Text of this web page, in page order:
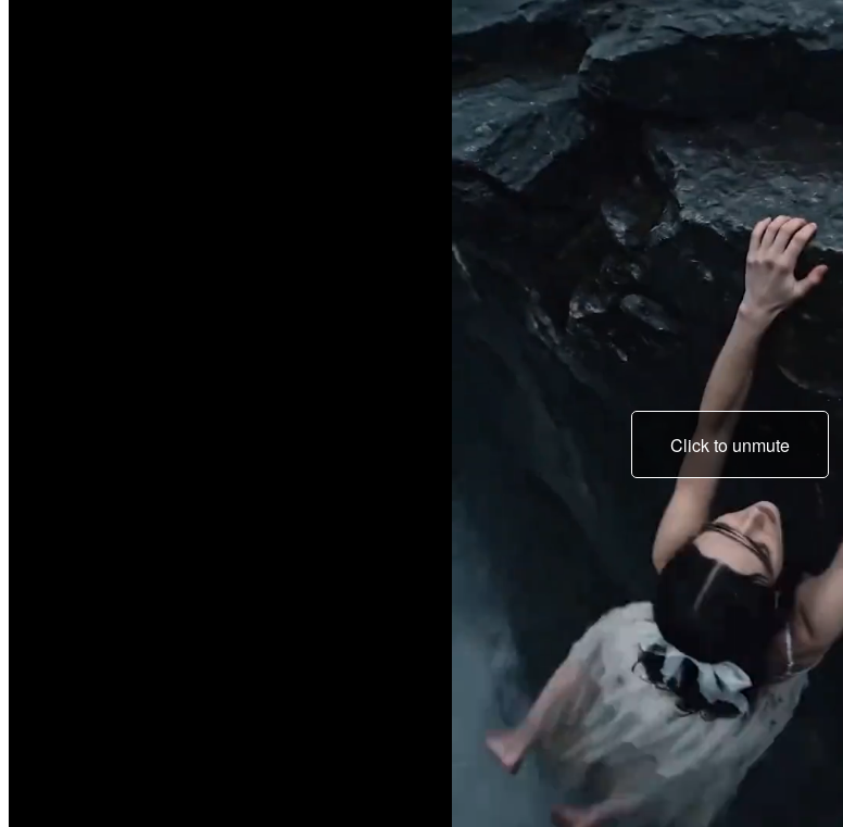
Click to unmute